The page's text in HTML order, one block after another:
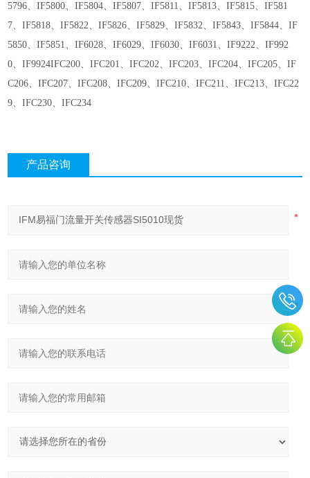
5796、IF5800、IF5804、IF5807、IF5811、IF5813、IF5815、IF581
7、IF5818、IF5822、IF5826、IF5829、IF5832、IF5843、IF5844、IF
5850、IF5851、IF6028、IF6029、IF6030、IF6031、IF9222、IF992
0、IF9924IFC200、IFC201、IFC202、IFC203、IFC204、IFC205、IF
C206、IFC207、IFC208、IFC209、IFC210、IFC211、IFC213、IFC22
9、IFC230、IFC234
产品咨询